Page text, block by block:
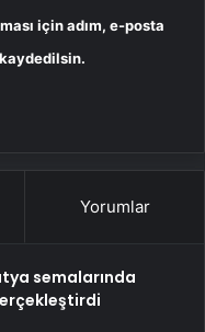
için adım, e-posta
Yorumlar
semalarında